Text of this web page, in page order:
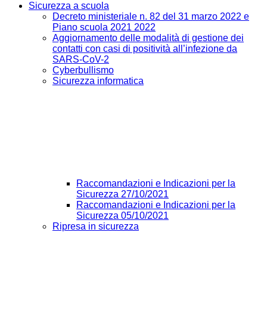
Sicurezza a scuola
Decreto ministeriale n. 82 del 31 marzo 2022 e
Piano scuola 2021 2022
Aggiornamento delle modalità di gestione dei
contatti con casi di positività all’infezione da
SARS-CoV-2
Cyberbullismo
Sicurezza informatica
Raccomandazioni e Indicazioni per la
Sicurezza 27/10/2021
Raccomandazioni e Indicazioni per la
Sicurezza 05/10/2021
Ripresa in sicurezza